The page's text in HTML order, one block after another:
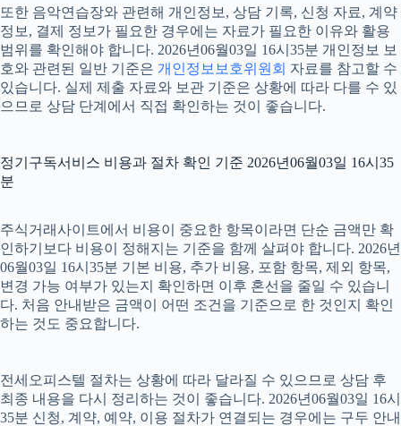
또한 음악연습장와 관련해 개인정보, 상담 기록, 신청 자료, 계약
정보, 결제 정보가 필요한 경우에는 자료가 필요한 이유와 활용
범위를 확인해야 합니다. 2026년06월03일 16시35분 개인정보 보
호와 관련된 일반 기준은 개인정보보호위원회 자료를 참고할 수
있습니다. 실제 제출 자료와 보관 기준은 상황에 따라 다를 수 있
으므로 상담 단계에서 직접 확인하는 것이 좋습니다.
정기구독서비스 비용과 절차 확인 기준 2026년06월03일 16시35
분
주식거래사이트에서 비용이 중요한 항목이라면 단순 금액만 확
인하기보다 비용이 정해지는 기준을 함께 살펴야 합니다. 2026년
06월03일 16시35분 기본 비용, 추가 비용, 포함 항목, 제외 항목,
변경 가능 여부가 있는지 확인하면 이후 혼선을 줄일 수 있습니
다. 처음 안내받은 금액이 어떤 조건을 기준으로 한 것인지 확인
하는 것도 중요합니다.
전세오피스텔 절차는 상황에 따라 달라질 수 있으므로 상담 후
최종 내용을 다시 정리하는 것이 좋습니다. 2026년06월03일 16시
35분 신청, 계약, 예약, 이용 절차가 연결되는 경우에는 구두 안내